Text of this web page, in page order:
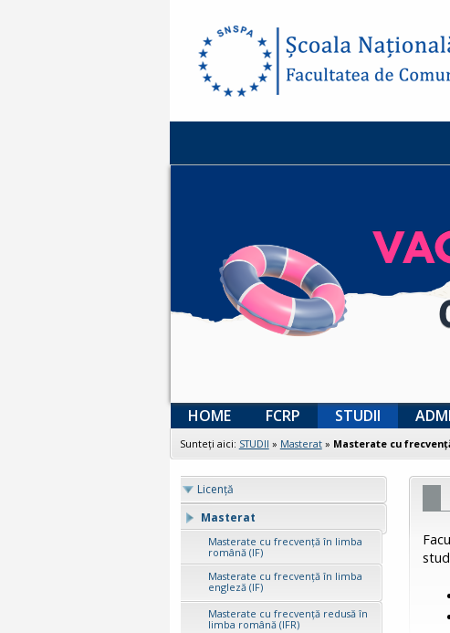
HOME FCRP STUDII
Sunteţi aici: STUDII » Masterat» Masterate cu
Licenţă
Masterat
Masterate cu frecvență în limba
română (IF)
Masterate cu frecvență în limba
engleză (IF)
Masterate cu frecvență redusă în
limba română (IFR)